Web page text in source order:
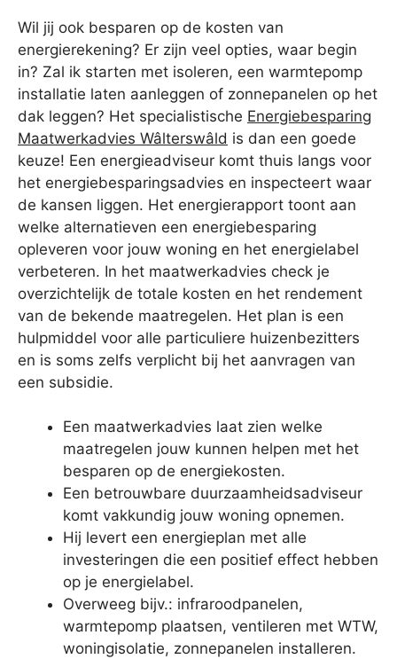
Wil jij ook besparen op de kosten van
energierekening? Er zijn veel opties, waar begin
in? Zal ik starten met isoleren, een warmtepomp
installatie laten aanleggen of zonnepanelen op het
dak leggen? Het specialistische Energiebesparing
Maatwerkadvies Wâlterswâld is dan een goede
keuze! Een energieadviseur komt thuis langs voor
het energiebesparingsadvies en inspecteert waar
de kansen liggen. Het energierapport toont aan
welke alternatieven een energiebesparing
opleveren voor jouw woning en het energielabel
verbeteren. In het maatwerkadvies check je
overzichtelijk de totale kosten en het rendement
van de bekende maatregelen. Het plan is een
hulpmiddel voor alle particuliere huizenbezitters
en is soms zelfs verplicht bij het aanvragen van
een subsidie.
Een maatwerkadvies laat zien welke
maatregelen jouw kunnen helpen met het
besparen op de energiekosten.
Een betrouwbare duurzaamheidsadviseur
komt vakkundig jouw woning opnemen.
Hij levert een energieplan met alle
investeringen die een positief effect hebben
op je energielabel.
Overweeg bijv.: infraroodpanelen,
warmtepomp plaatsen, ventileren met WTW,
woningisolatie, zonnepanelen installeren.